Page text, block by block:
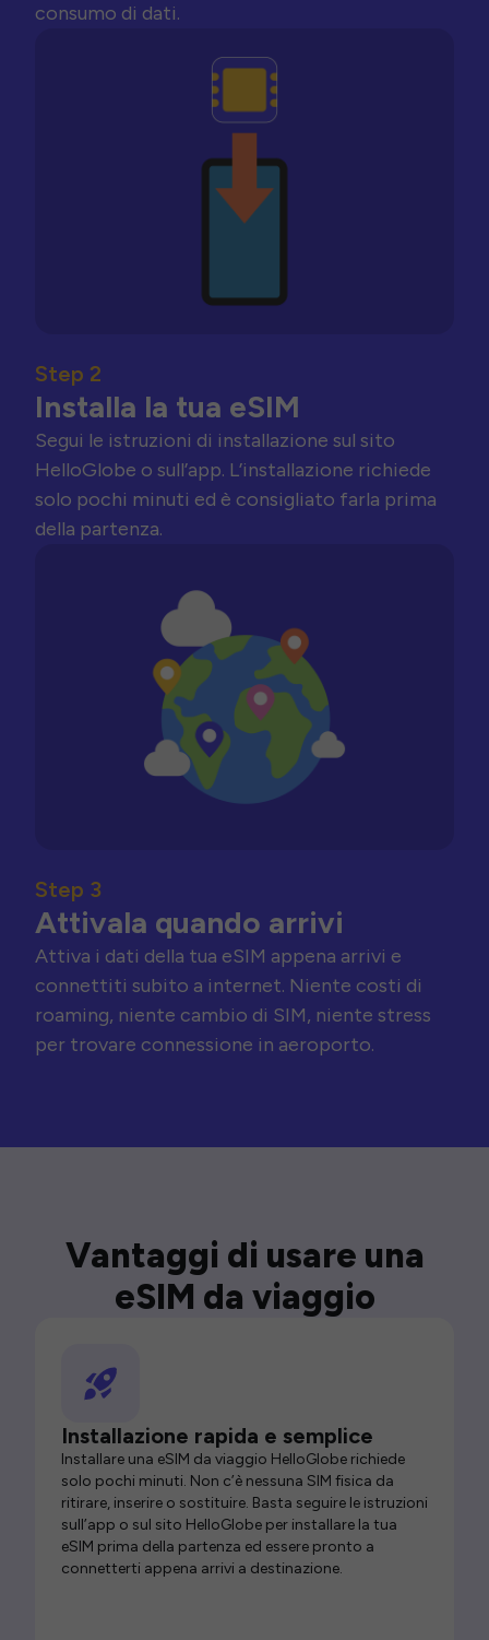
consumo di dati.
Step 2
Installa la tua eSIM
Segui le istruzioni di installazione sul sito
HelloGlobe o sull’app. L’installazione richiede
solo pochi minuti ed è consigliato farla prima
della partenza.
Step 3
Attivala quando arrivi
Attiva i dati della tua eSIM appena arrivi e
connettiti subito a internet. Niente costi di
roaming, niente cambio di SIM, niente stress
per trovare connessione in aeroporto.
Vantaggi di usare una
eSIM da viaggio
Installazione rapida e semplice
Installare una eSIM da viaggio HelloGlobe richiede
solo pochi minuti. Non c’è nessuna SIM fisica da
ritirare, inserire o sostituire. Basta seguire le istruzioni
sull’app o sul sito HelloGlobe per installare la tua
eSIM prima della partenza ed essere pronto a
connetterti appena arrivi a destinazione.